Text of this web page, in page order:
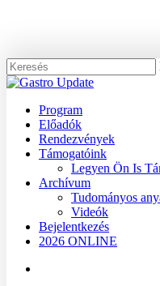
content
Close
Menu
Program
Előadók
Rendezvények
Támogatóink
Legyen Ön Is
Archívum
Tudományos
Videók
Bejelentkezés
2026 ONLINE